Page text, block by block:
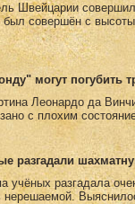
Швейцарии
совершён с
могут погубить
Леонардо да
с плохим
разгадали
учёных разгадала
нерешаемой.